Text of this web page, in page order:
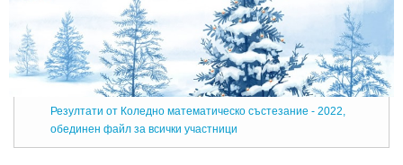
Резултати от Коледно математическо състезание - 2022,
обединен файл за всички участници